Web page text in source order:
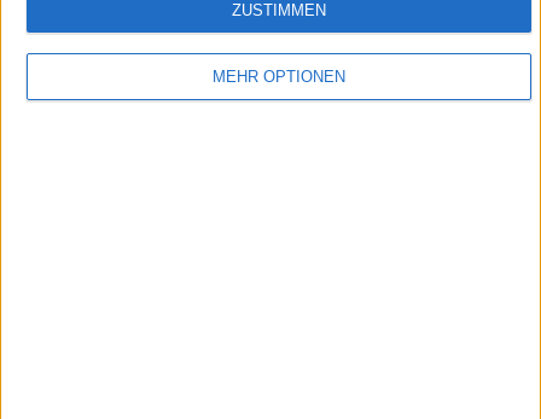
MEHR OPTIONEN
ZUSTIMMEN